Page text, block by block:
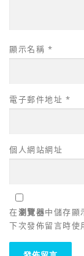
顯示名稱 *
電子郵件地址 *
個人網站網址
在瀏覽器中儲存顯
下次發佈留言時使